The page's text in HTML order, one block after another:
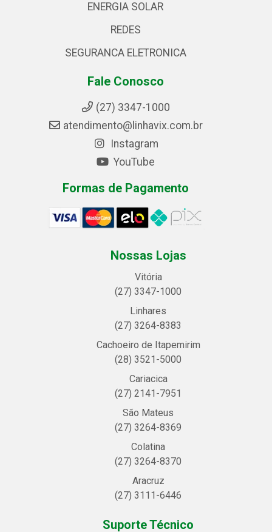
ENERGIA SOLAR
REDES
SEGURANCA ELETRONICA
Fale Conosco
(27) 3347-1000
atendimento@linhavix.com.br
Instagram
YouTube
Formas de Pagamento
Nossas Lojas
Vitória
(27) 3347-1000
Linhares
(27) 3264-8383
Cachoeiro de Itapemirim
(28) 3521-5000
Cariacica
(27) 2141-7951
São Mateus
(27) 3264-8369
Colatina
(27) 3264-8370
Aracruz
(27) 3111-6446
Suporte Técnico